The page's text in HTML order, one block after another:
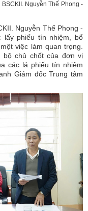
Nguyễn Thế Phong -
Nguyễn Thế Phong -
lấy phiếu tín nhiệm, bổ
việc làm quan trọng.
chủ chốt của đơn vị
các lá phiếu tín nhiệm
Giám đốc Trung tâm